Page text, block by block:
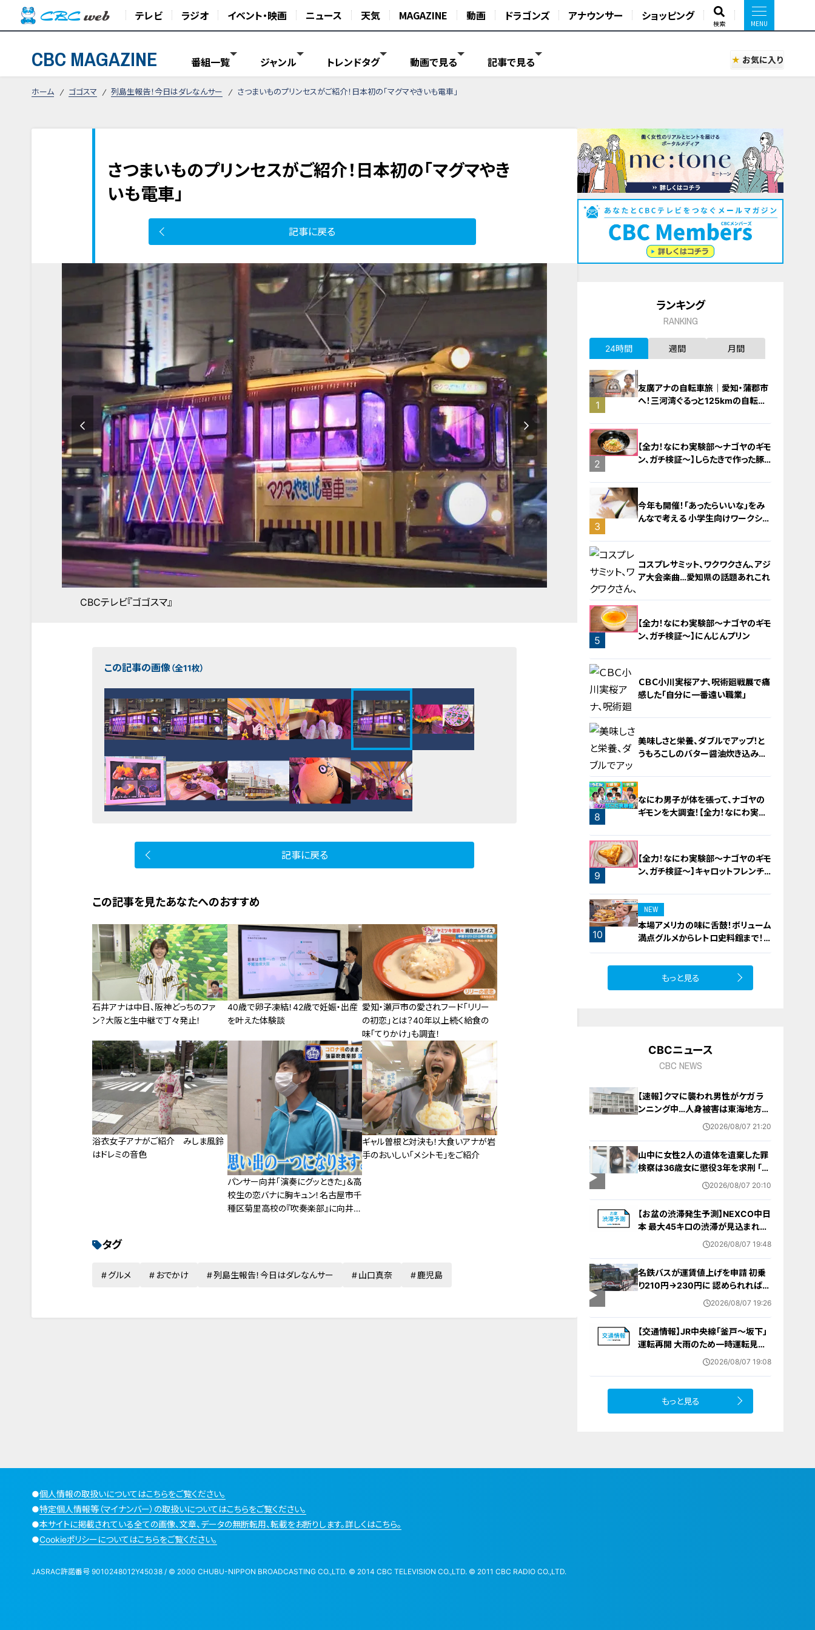
テレビ ラジオ イベント・映画 ニュース 天気 MAGAZINE 動画 ドラゴンズ アナウンサー ショッピング
検索
CBC MAGAZINE 番組一覧 ジャンル トレンドタグ 動画で見る 記事で見る お気に入り
ホーム ゴゴスマ 列島生報告！今日はダレなんサー さつまいものプリンセスがご紹介！日本初の「マグマやきいも電車」
さつまいものプリンセスがご紹介！日本初の「マグマやき
いも電車」
記事に戻る
CBCテレビ『ゴゴスマ』
この記事の画像（全11枚）
記事に戻る
この記事を見たあなたへのおすすめ
石井アナは中日、阪神どっちのファ
ン？大阪と生中継で丁々発止！
40歳で卵子凍結！42歳で妊娠・出産
を叶えた体験談
愛知・瀬戸市の愛されフード「リリー
の初恋」とは？40年以上続く給食の
味「てりかけ」も調査！
浴衣女子アナがご紹介 みしま風鈴
はドレミの音色
パンサー向井「演奏にグッときた」＆高
校生の恋バナに胸キュン！名古屋市千
種区菊里高校の『吹奏楽部』に向井ま
ギャル曽根と対決も！大食いアナが岩
手のおいしい「メシトモ」をご紹介
タグ
グルメ おでかけ 列島生報告！今日はダレなんサー 山口真奈 鹿児島
ランキング
RANKING
24時間 週間 月間
1
友廣アナの自転車旅｜愛知・蒲郡市
へ！三河湾ぐるっと125kmの自転車
2
【全力！なにわ実験部～ナゴヤのギモ
ン、ガチ検証～】しらたきで作った豚
3
今年も開催！「あったらいいな」をみ
んなで考える 小学生向けワークショ
4
コスプレサミット、ワクワクさん、アジ
ア大会楽曲…愛知県の話題あれこれ
5
【全力！なにわ実験部～ナゴヤのギモ
ン、ガチ検証～】にんじんプリン
6
ＣＢＣ小川実桜アナ、呪術廻戦展で痛
感した「自分に一番遠い職業」
7
美味しさと栄養、ダブルでアップ！と
うもろこしのバター醤油炊き込みご
8
なにわ男子が体を張って、ナゴヤの
ギモンを大調査！【全力！なにわ実験
9
【全力！なにわ実験部～ナゴヤのギモ
ン、ガチ検証～】キャロットフレンチ
10
NEW
本場アメリカの味に舌鼓！ボリューム
満点グルメからレトロ史料館まで！
愛知・東海市の感動スポット3選
もっと見る
CBCニュース
CBC NEWS
【速報】クマに襲われ男性がケガ ラ
ンニング中…人身被害は東海地方で
今シーズン初めて 岐阜県高山市
2026/08/07 21:20
山中に女性2人の遺体を遺棄した罪
検察は36歳女に懲役3年を求刑 ｢遺
棄時に近くに居続けたこと自体が重
2026/08/07 20:10
【お盆の渋滞発生予測】NEXCO中日
本 最大45キロの渋滞が見込まれる
区間も… 中央道・東名・新東名・東名
2026/08/07 19:48
名鉄バスが運賃値上げを申請 初乗
り210円→230円に 認められれば
12月から全路線で平均1割程度の値
2026/08/07 19:26
【交通情報】JR中央線「釜戸～坂下」
運転再開 大雨のため一時運転見合
2026/08/07 19:08
もっと見る
●個人情報の取扱いについてはこちらをご覧ください。
●特定個人情報等（マイナンバー）の取扱いについてはこちらをご覧ください。
●本サイトに掲載されている全ての画像、文章、データの無断転用、転載をお断りします。詳しくはこちら。
●Cookieポリシーについてはこちらをご覧ください。
JASRAC許諾番号 9010248012Y45038 / © 2000 CHUBU-NIPPON BROADCASTING CO.,LTD. © 2014 CBC TELEVISION CO.,LTD. © 2011 CBC RADIO CO.,LTD.